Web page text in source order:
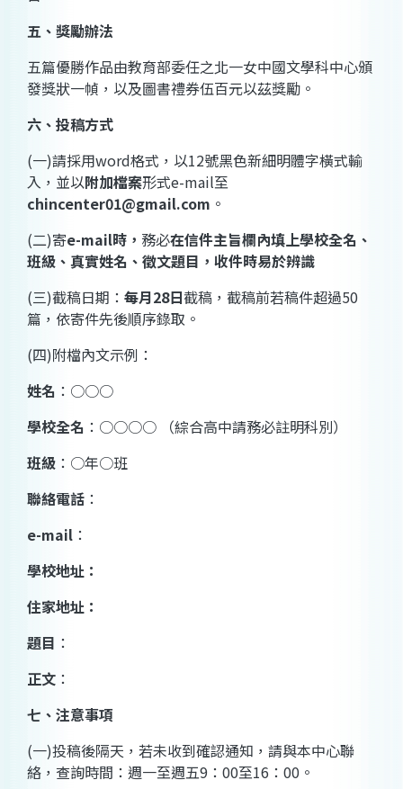
五、獎勵辦法
五篇優勝作品由教育部委任之北一女中國文學科中心頒
發獎狀一幀，以及圖書禮券伍百元以茲獎勵。
六、投稿方式
(一)請採用word格式，以12號黑色新細明體字橫式輸
入，並以附加檔案形式e-mail至
chincenter01@gmail.com 。
(二)寄e-mail時， 務必在信件主旨欄內填上學校全名、
班級、真實姓名、徵文題目，收件時易於辨識
(三)截稿日期： 每月28日截稿，截稿前若稿件超過50
篇，依寄件先後順序錄取。
(四)附檔內文示例：
姓名 ：○○○
學校全名 ：○○○○
（綜合高中請務必註明科別）
班級 ：○年○班
聯絡電話 ：
e-mail ：
學校地址：
住家地址：
題目 ：
正文 ：
七、注意事項
(一)投稿後隔天，若未收到確認通知，請與本中心聯
絡，查詢時間：週一至週五9 ： 00至16 ： 00 。